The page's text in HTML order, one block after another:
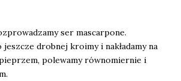
ser mascarpone.
drobnej kroimy i nakładamy na
polewamy równomiernie i